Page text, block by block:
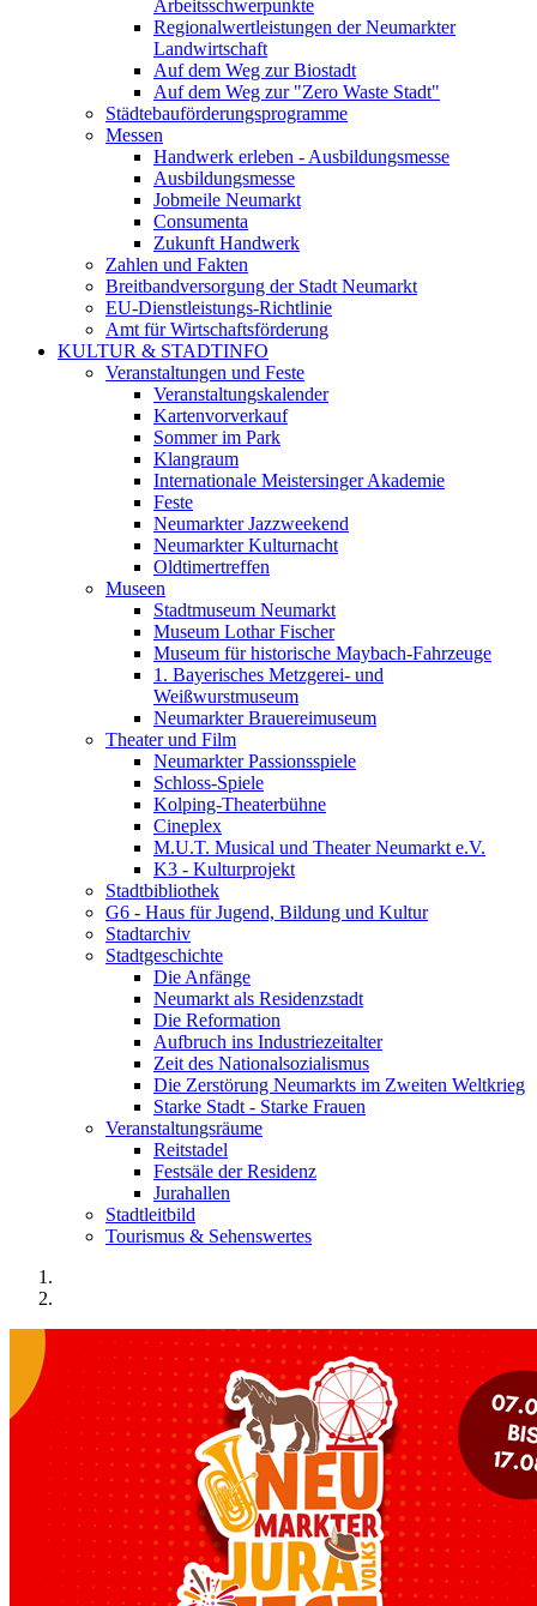
Arbeitsschwerpunkte
Regionalwertleistungen der Neumarkter
Landwirtschaft
Auf dem Weg zur Biostadt
Auf dem Weg zur "Zero Waste Stadt"
Städtebauförderungsprogramme
Messen
Handwerk erleben - Ausbildungsmesse
Ausbildungsmesse
Jobmeile Neumarkt
Consumenta
Zukunft Handwerk
Zahlen und Fakten
Breitbandversorgung der Stadt Neumarkt
EU-Dienstleistungs-Richtlinie
Amt für Wirtschaftsförderung
KULTUR & STADTINFO
Veranstaltungen und Feste
Veranstaltungskalender
Kartenvorverkauf
Sommer im Park
Klangraum
Internationale Meistersinger Akademie
Feste
Neumarkter Jazzweekend
Neumarkter Kulturnacht
Oldtimertreffen
Museen
Stadtmuseum Neumarkt
Museum Lothar Fischer
Museum für historische Maybach-Fahrzeuge
1. Bayerisches Metzgerei- und
Weißwurstmuseum
Neumarkter Brauereimuseum
Theater und Film
Neumarkter Passionsspiele
Schloss-Spiele
Kolping-Theaterbühne
Cineplex
M.U.T. Musical und Theater Neumarkt e.V.
K3 - Kulturprojekt
Stadtbibliothek
G6 - Haus für Jugend, Bildung und Kultur
Stadtarchiv
Stadtgeschichte
Die Anfänge
Neumarkt als Residenzstadt
Die Reformation
Aufbruch ins Industriezeitalter
Zeit des Nationalsozialismus
Die Zerstörung Neumarkts im Zweiten Weltkrieg
Starke Stadt - Starke Frauen
Veranstaltungsräume
Reitstadel
Festsäle der Residenz
Jurahallen
Stadtleitbild
Tourismus & Sehenswertes